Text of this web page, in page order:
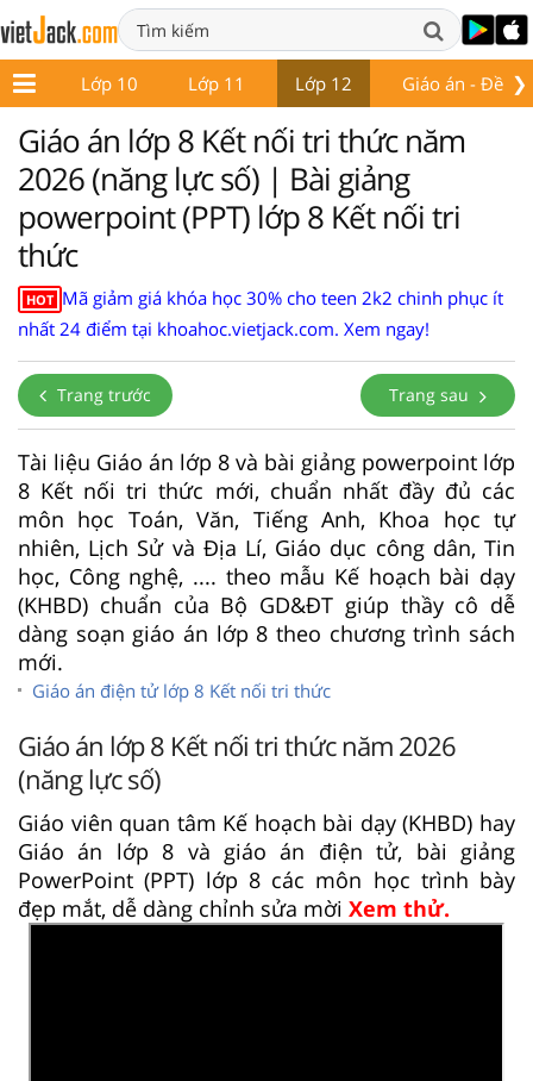
❯
9 Lớp 10 Lớp 11 Lớp 12 Giáo án - Đề thi
Giáo án lớp 8 Kết nối tri thức năm
2026 (năng lực số) | Bài giảng
powerpoint (PPT) lớp 8 Kết nối tri
thức
HOT Mã giảm giá khóa học 30% cho teen 2k2 chinh phục ít
nhất 24 điểm tại khoahoc.vietjack.com. Xem ngay!
Trang trước Trang sau
Tài liệu Giáo án lớp 8 và bài giảng powerpoint lớp
8 Kết nối tri thức mới, chuẩn nhất đầy đủ các
môn học Toán, Văn, Tiếng Anh, Khoa học tự
nhiên, Lịch Sử và Địa Lí, Giáo dục công dân, Tin
học, Công nghệ, .... theo mẫu Kế hoạch bài dạy
(KHBD) chuẩn của Bộ GD&ĐT giúp thầy cô dễ
dàng soạn giáo án lớp 8 theo chương trình sách
mới.
Giáo án điện tử lớp 8 Kết nối tri thức
Giáo án lớp 8 Kết nối tri thức năm 2026
(năng lực số)
Giáo viên quan tâm Kế hoạch bài dạy (KHBD) hay
Giáo án lớp 8 và giáo án điện tử, bài giảng
PowerPoint (PPT) lớp 8 các môn học trình bày
đẹp mắt, dễ dàng chỉnh sửa mời Xem thử.